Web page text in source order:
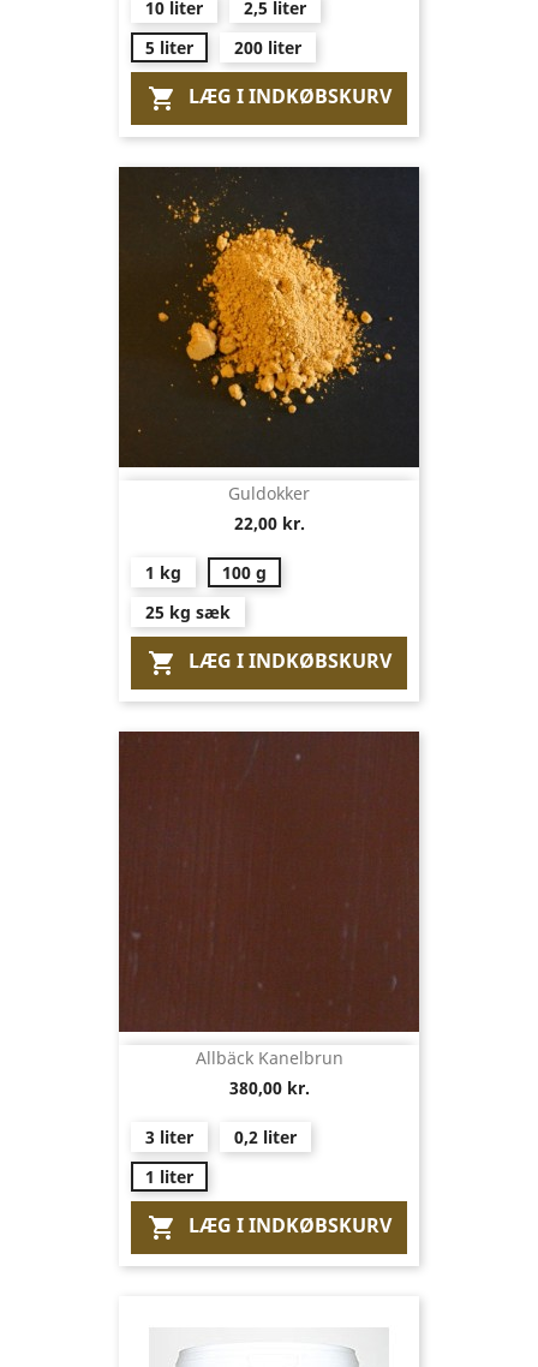
10 liter
2,5 liter
5 liter
200 liter
 LÆG I INDKØBSKURV
Guldokker
22,00 kr.
1 kg
100 g
25 kg sæk
 LÆG I INDKØBSKURV
Allbäck Kanelbrun
380,00 kr.
3 liter
0,2 liter
1 liter
 LÆG I INDKØBSKURV